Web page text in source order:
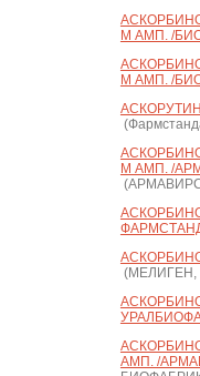
М АМП. /
М АМП. /
М АМП. /
АМП. /